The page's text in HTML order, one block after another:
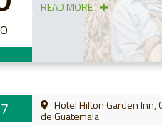
agrícolas de América
debido al COVID-19?
READ MORE
Hotel Hilton Garden Inn,
de Guatemala